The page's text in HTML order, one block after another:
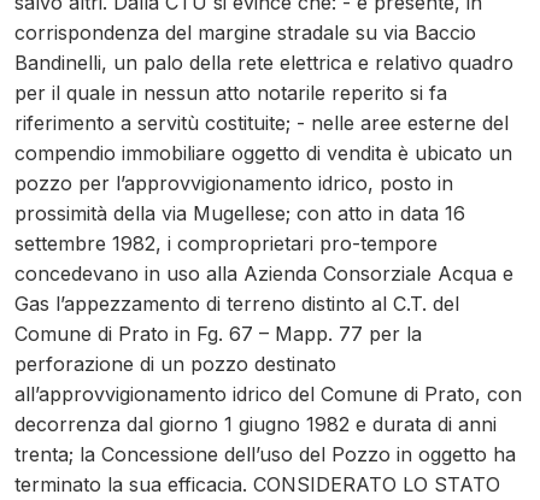
corrispondenza del margine stradale su via Baccio
Bandinelli, un palo della rete elettrica e relativo quadro
per il quale in nessun atto notarile reperito si fa
riferimento a servitù costituite; - nelle aree esterne del
compendio immobiliare oggetto di vendita è ubicato un
pozzo per l’approvvigionamento idrico, posto in
prossimità della via Mugellese; con atto in data 16
settembre 1982, i comproprietari pro-tempore
concedevano in uso alla Azienda Consorziale Acqua e
Gas l’appezzamento di terreno distinto al C.T. del
Comune di Prato in Fg. 67 – Mapp. 77 per la
perforazione di un pozzo destinato
all’approvvigionamento idrico del Comune di Prato, con
decorrenza dal giorno 1 giugno 1982 e durata di anni
trenta; la Concessione dell’uso del Pozzo in oggetto ha
terminato la sua efficacia. CONSIDERATO LO STATO